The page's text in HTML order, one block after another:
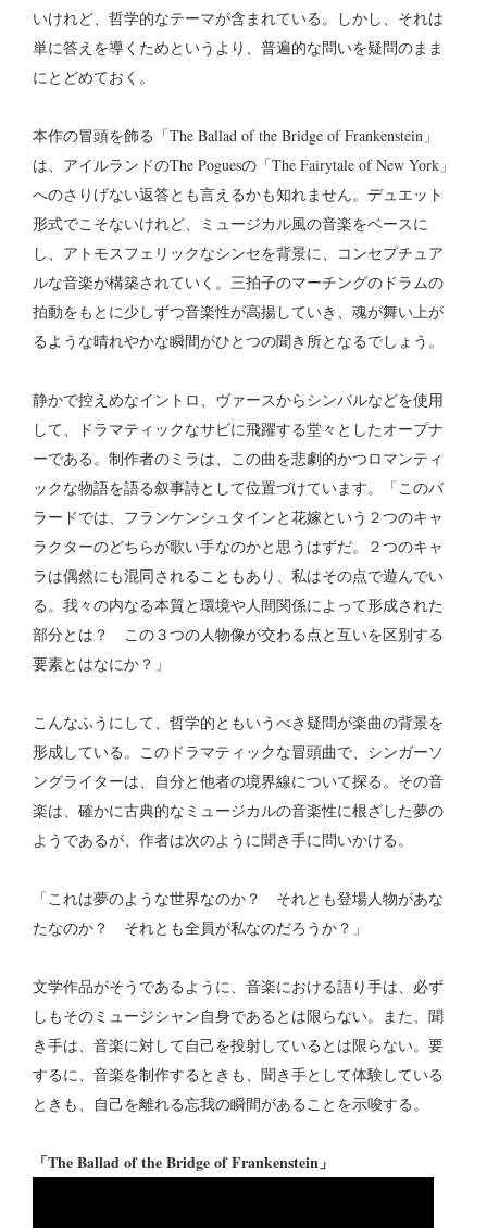
いけれど、哲学的なテーマが含まれている。しかし、それは
単に答えを導くためというより、普遍的な問いを疑問のまま
にとどめておく。
本作の冒頭を飾る「The Ballad of the Bridge of Frankenstein」
は、アイルランドのThe Poguesの「The Fairytale of New York」
へのさりげない返答とも言えるかも知れません。デュエット
形式でこそないけれど、ミュージカル風の音楽をベースに
し、アトモスフェリックなシンセを背景に、コンセプチュア
ルな音楽が構築されていく。三拍子のマーチングのドラムの
拍動をもとに少しずつ音楽性が高揚していき、魂が舞い上が
るような晴れやかな瞬間がひとつの聞き所となるでしょう。
静かで控えめなイントロ、ヴァースからシンバルなどを使用
して、ドラマティックなサビに飛躍する堂々としたオープナ
ーである。制作者のミラは、この曲を悲劇的かつロマンティ
ックな物語を語る叙事詩として位置づけています。「このバ
ラードでは、フランケンシュタインと花嫁という２つのキャ
ラクターのどちらが歌い手なのかと思うはずだ。２つのキャ
ラは偶然にも混同されることもあり、私はその点で遊んでい
る。我々の内なる本質と環境や人間関係によって形成された
部分とは？ この３つの人物像が交わる点と互いを区別する
要素とはなにか？」
こんなふうにして、哲学的ともいうべき疑問が楽曲の背景を
形成している。このドラマティックな冒頭曲で、シンガーソ
ングライターは、自分と他者の境界線について探る。その音
楽は、確かに古典的なミュージカルの音楽性に根ざした夢の
ようであるが、作者は次のように聞き手に問いかける。
「これは夢のような世界なのか？ それとも登場人物があな
たなのか？ それとも全員が私なのだろうか？」
文学作品がそうであるように、音楽における語り手は、必ず
しもそのミュージシャン自身であるとは限らない。また、聞
き手は、音楽に対して自己を投射しているとは限らない。要
するに、音楽を制作するときも、聞き手として体験している
ときも、自己を離れる忘我の瞬間があることを示唆する。
「The Ballad of the Bridge of Frankenstein」